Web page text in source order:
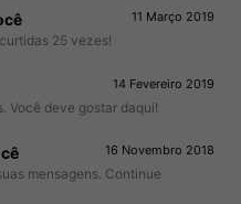
11 Março 2019
25 vezes!
14 Fevereiro 2019
Você deve gostar daqui!
16 Novembro 2018
mensagens. Continue